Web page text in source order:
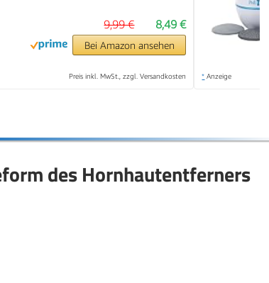
8,49 €
9,99 €
Bei Amazon ansehen
Preis inkl. MwSt., zzgl. Versandkosten * Anzeige
des Hornhautentferners